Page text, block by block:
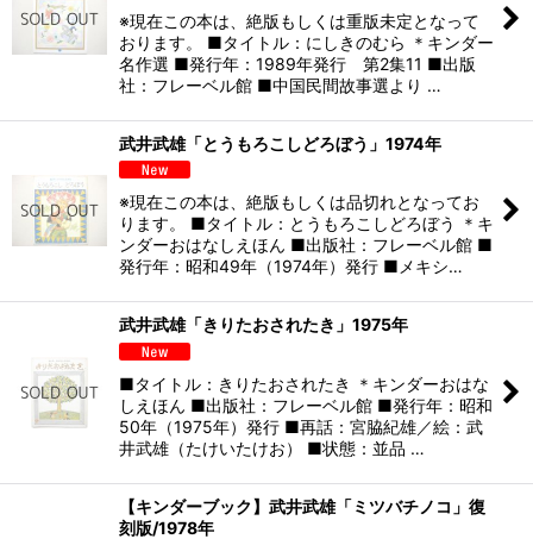
※現在この本は、絶版もしくは重版未定となって
おります。 ■タイトル：にしきのむら ＊キンダー
名作選 ■発行年：1989年発行 第2集11 ■出版
社：フレーベル館 ■中国民間故事選より …
武井武雄「とうもろこしどろぼう」1974年
※現在この本は、絶版もしくは品切れとなってお
ります。 ■タイトル：とうもろこしどろぼう ＊キ
ンダーおはなしえほん ■出版社：フレーベル館 ■
発行年：昭和49年（1974年）発行 ■メキシ…
武井武雄「きりたおされたき」1975年
■タイトル：きりたおされたき ＊キンダーおはな
しえほん ■出版社：フレーベル館 ■発行年：昭和
50年（1975年）発行 ■再話：宮脇紀雄／絵：武
井武雄（たけいたけお） ■状態：並品 …
【キンダーブック】武井武雄「ミツバチノコ」復
刻版/1978年